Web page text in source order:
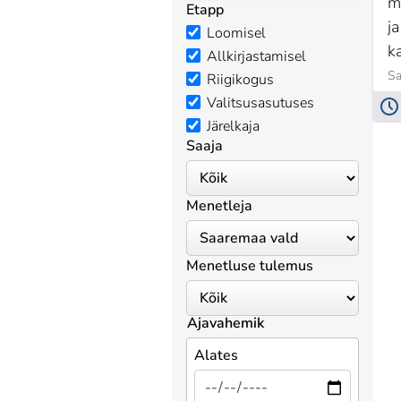
Etapp
Loomisel
Allkirjastamisel
Riigikogus
Valitsusasutuses
Järelkaja
Saaja
Menetleja
Menetluse tulemus
Ajavahemik
Alates